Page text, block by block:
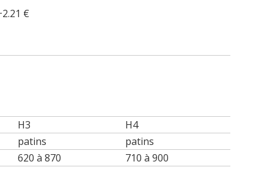
€
H3
H4
patins
patins
620 à 870 710 à 900